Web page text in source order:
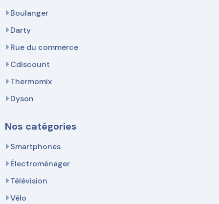
Boulanger
Darty
Rue du commerce
Cdiscount
Thermomix
Dyson
Nos catégories
Smartphones
Électroménager
Télévision
Vélo